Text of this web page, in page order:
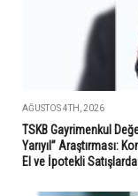
AĞUSTOS 4TH, 2026
TSKB Gayrimenkul
Yarıyıl” Araştırması:
El ve İpotekli